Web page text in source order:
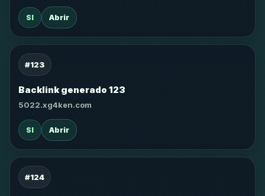
SI Abrir
#123
Backlink generado 123
5022.xg4ken.com
SI Abrir
#124